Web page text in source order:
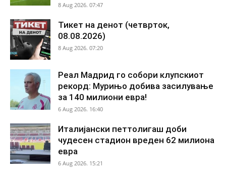
8 Aug 2026. 07:47
Тикет на денот (четврток,
08.08.2026)
8 Aug 2026. 07:20
Реал Мадрид го собори клупскиот
рекорд: Мурињо добива засилување
за 140 милиони евра!
6 Aug 2026. 16:40
Италијански петтолигаш доби
чудесен стадион вреден 62 милиона
евра
6 Aug 2026. 15:21